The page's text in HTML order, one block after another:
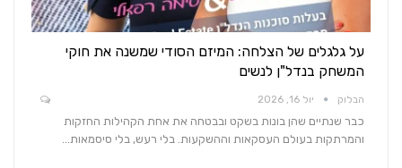
על גלגלים של הצלחה: המיזם הסודי שמשנה את חוקי
המשחק בנדל"ן לנשים
הבלוק יול 16, 2026
כבר שנתיים שהן בונות בשקט ובבטחה את אחת הקהילות החזקות
והמרתקות בעולם העסקאות וההשקעות. בלי רעש, בלי סיסמאות…